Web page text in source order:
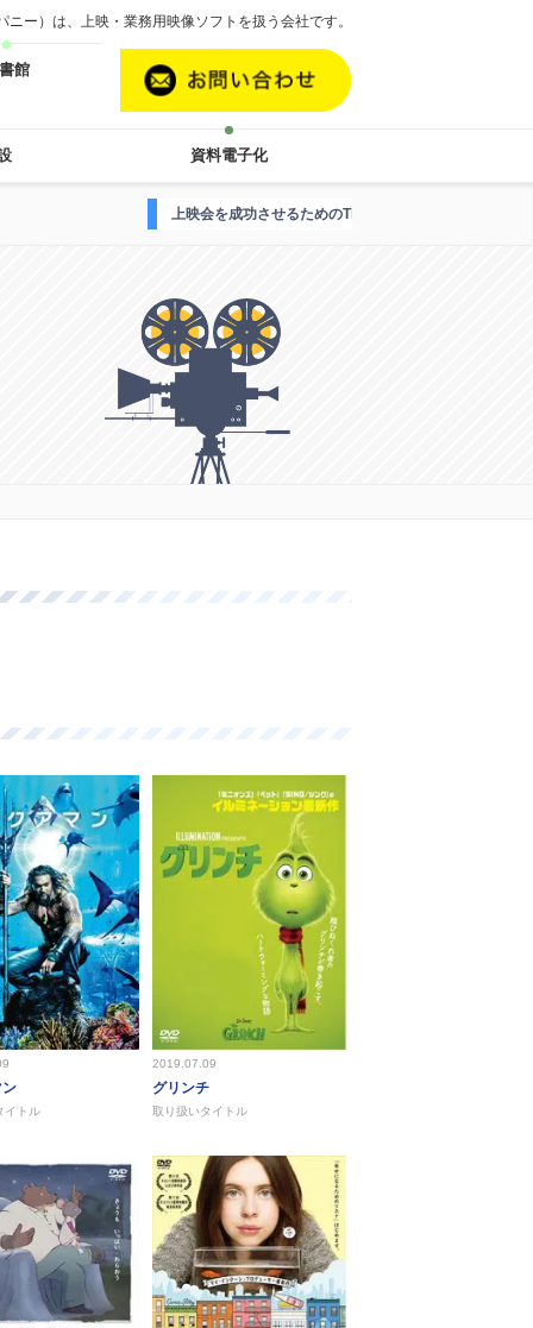
ー）は、上映・業務用映像ソフトを扱う会社です。
館
資料電子化
上映会を成功させるためのTipsはこちら
ン
イトル
2019.07.09
グリンチ
取り扱いタイトル